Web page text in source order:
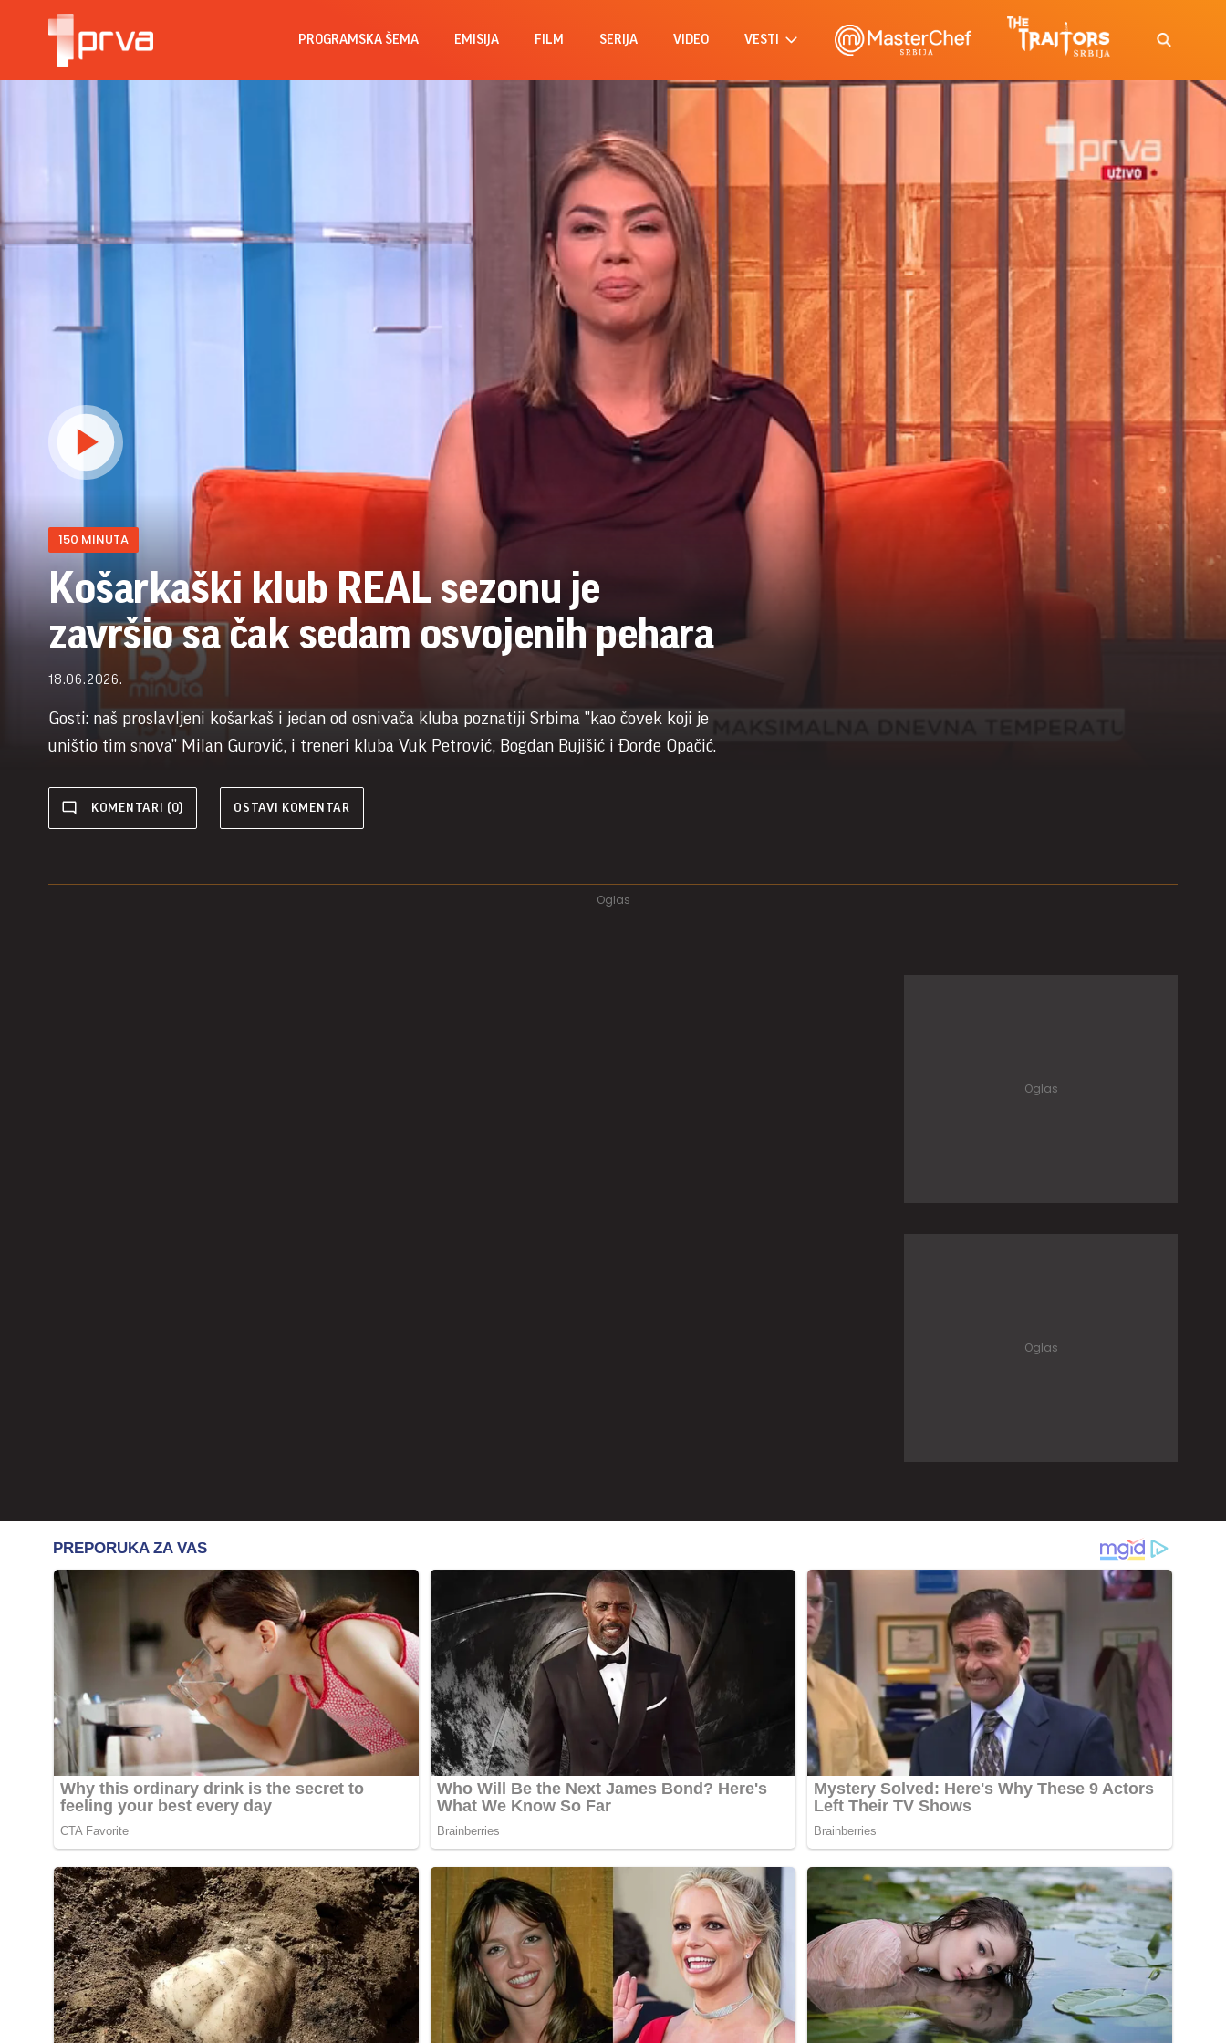
PROGRAMSKA ŠEMA EMISIJA FILM SERIJA VIDEO VESTI
150 MINUTA
Košarkaški klub REAL sezonu je
završio sa čak sedam osvojenih pehara
18.06.2026.
Gosti: naš proslavljeni košarkaš i jedan od osnivača kluba poznatiji Srbima "kao čovek koji je
uništio tim snova" Milan Gurović, i treneri kluba Vuk Petrović, Bogdan Bujišić i Ðorđe Opačić.
KOMENTARI (0) OSTAVI KOMENTAR